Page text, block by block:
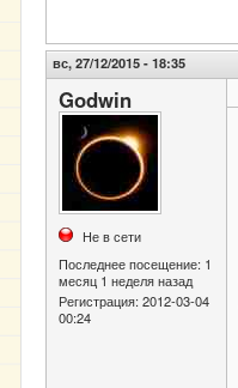
вс, 27/12/2015 - 18:35
Godwin
Не в сети
Последнее посещение: 1
месяц 1 неделя назад
Регистрация:2012-03-04
00:24